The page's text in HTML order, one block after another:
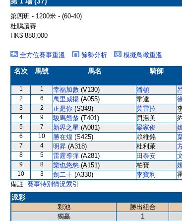
第四班 - 1200米 - (60-40)
杜鵑讓賽
HK$ 880,000
全方位賽事重溫
餘勢分析 模擬鳥瞰重溫
名次 馬號 馬名 騎師
1 1 幸福加數 (V130) 潘頓
2
6 萬里威揚 (A055) 韋達
3
2 正是你 (S349) 莫雷拉
4
9 駿馬翹楚 (T401) 貝湯美
5
7 新界之星 (A081) 梁家俊
6
10 勝在煌 (S425) 賴維銘
7
4 明昇 (A318) 杜利萊
8
5 雷霆導彈 (A281) 田泰安
9
8 樂也悠悠 (A151) 柏寶
10
3 劍二十 (A330) 李寶利
備註: 賽事特別情況索引
派彩
彩池 勝出組合
獨贏
1